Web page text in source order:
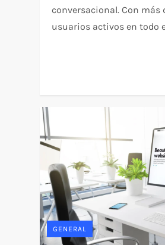
conversacional. Con más
usuarios activos en todo
GENERAL